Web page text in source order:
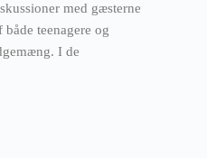
med gæsterne
teenagere og
I de